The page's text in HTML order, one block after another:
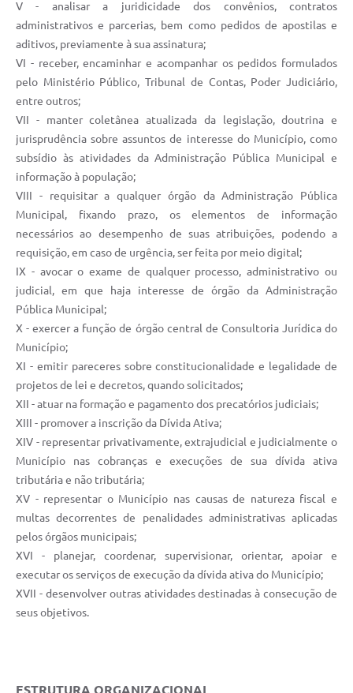
V - analisar a juridicidade dos convênios, contratos
administrativos e parcerias, bem como pedidos de apostilas e
aditivos, previamente à sua assinatura;
VI - receber, encaminhar e acompanhar os pedidos formulados
pelo Ministério Público, Tribunal de Contas, Poder Judiciário,
entre outros;
VII - manter coletânea atualizada da legislação, doutrina e
jurisprudência sobre assuntos de interesse do Município, como
subsídio às atividades da Administração Pública Municipal e
informação à população;
VIII - requisitar a qualquer órgão da Administração Pública
Municipal, fixando prazo, os elementos de informação
necessários ao desempenho de suas atribuições, podendo a
requisição, em caso de urgência, ser feita por meio digital;
IX - avocar o exame de qualquer processo, administrativo ou
judicial, em que haja interesse de órgão da Administração
Pública Municipal;
X - exercer a função de órgão central de Consultoria Jurídica do
Município;
XI - emitir pareceres sobre constitucionalidade e legalidade de
projetos de lei e decretos, quando solicitados;
XII - atuar na formação e pagamento dos precatórios judiciais;
XIII - promover a inscrição da Dívida Ativa;
XIV - representar privativamente, extrajudicial e judicialmente o
Município nas cobranças e execuções de sua dívida ativa
tributária e não tributária;
XV - representar o Município nas causas de natureza fiscal e
multas decorrentes de penalidades administrativas aplicadas
pelos órgãos municipais;
XVI - planejar, coordenar, supervisionar, orientar, apoiar e
executar os serviços de execução da dívida ativa do Município;
XVII - desenvolver outras atividades destinadas à consecução de
seus objetivos.
ESTRUTURA ORGANIZACIONAL